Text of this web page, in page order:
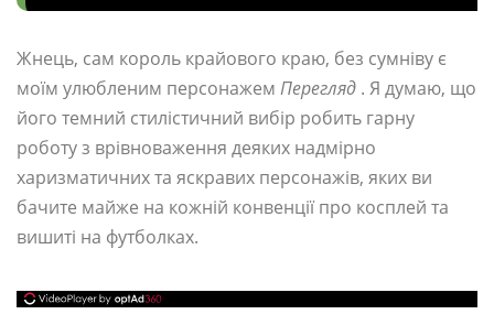
Жнець, сам король крайового краю, без сумніву є
моїм улюбленим персонажем Перегляд . Я думаю, що
його темний стилістичний вибір робить гарну
роботу з врівноваження деяких надмірно
харизматичних та яскравих персонажів, яких ви
бачите майже на кожній конвенції про косплей та
вишиті на футболках.